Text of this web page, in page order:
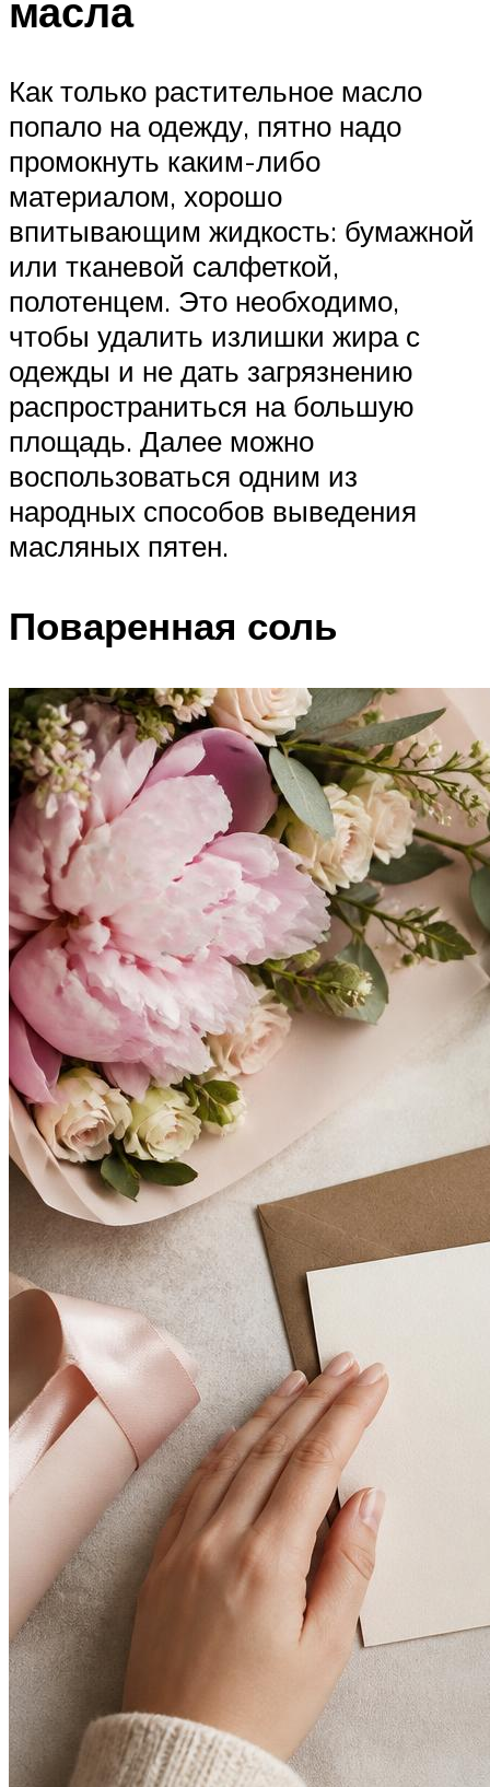
масла
Как только растительное масло
попало на одежду, пятно надо
промокнуть каким-либо
материалом, хорошо
впитывающим жидкость: бумажной
или тканевой салфеткой,
полотенцем. Это необходимо,
чтобы удалить излишки жира с
одежды и не дать загрязнению
распространиться на большую
площадь. Далее можно
воспользоваться одним из
народных способов выведения
масляных пятен.
Поваренная соль